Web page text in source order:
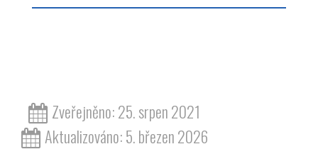
Zveřejněno: 25. srpen 2021
Aktualizováno: 5. březen 2026